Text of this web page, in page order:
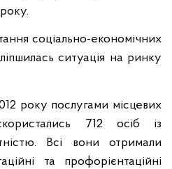
соціально-економічних
ситуація на ринку
року послугами місцевих
712 осіб із
Всі вони отримали
та профорієнтаційні